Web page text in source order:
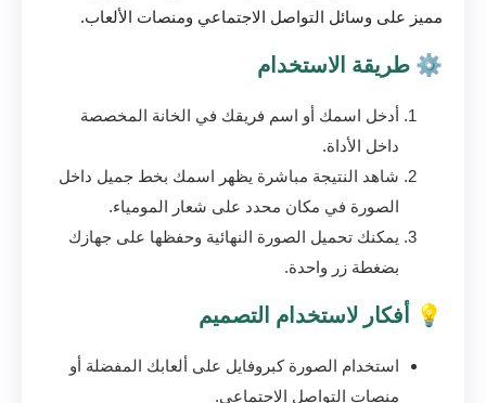
مميز على وسائل التواصل الاجتماعي ومنصات الألعاب.
⚙️ طريقة الاستخدام
أدخل اسمك أو اسم فريقك في الخانة المخصصة
داخل الأداة.
شاهد النتيجة مباشرة يظهر اسمك بخط جميل داخل
الصورة في مكان محدد على شعار المومياء.
يمكنك تحميل الصورة النهائية وحفظها على جهازك
بضغطة زر واحدة.
💡 أفكار لاستخدام التصميم
استخدام الصورة كبروفايل على ألعابك المفضلة أو
منصات التواصل الاجتماعي.